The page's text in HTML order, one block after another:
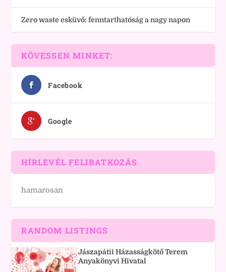
Zero waste esküvő: fenntarthatóság a nagy napon
KÖVESSEN MINKET:
Facebook
Google
HÍRLEVÉL FELIRATKOZÁS
hamarosan
RANDOM LISTINGS
Jászapátii Házasságkötő Terem
Anyakönyvi Hivatal